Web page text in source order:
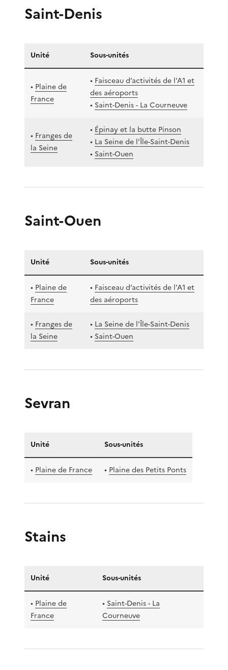
Saint-Denis
Unité Sous-unités
• Plaine de
France
• Faisceau d’activités de l’A1 et
des aéroports
• Saint-Denis - La Courneuve
• Franges de
la Seine
• Épinay et la butte Pinson
• La Seine de l’Île-Saint-Denis
• Saint-Ouen
Saint-Ouen
Unité Sous-unités
• Plaine de
France
• Faisceau d’activités de l’A1 et
des aéroports
• Franges de
la Seine
• La Seine de l’Île-Saint-Denis
• Saint-Ouen
Sevran
Unité Sous-unités
• Plaine de France • Plaine des Petits Ponts
Stains
Unité Sous-unités
• Plaine de
France
• Saint-Denis - La
Courneuve